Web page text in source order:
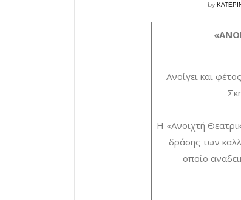
by
Ανοίγει και
Η «Ανοιχτή
δράσης των
οποίο